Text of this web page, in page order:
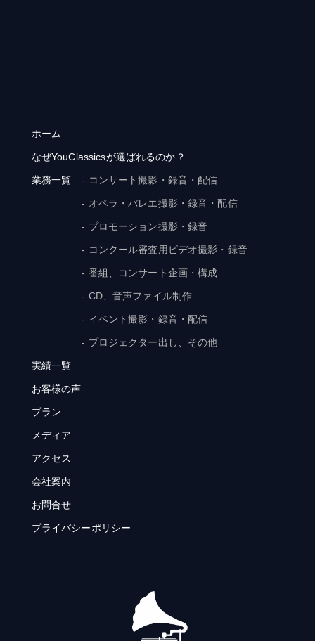
ホーム
なぜYouClassicsが選ばれるのか？
業務一覧 - コンサート撮影・録音・配信
- オペラ・バレエ撮影・録音・配信
- プロモーション撮影・録音
- コンクール審査用ビデオ撮影・録音
- 番組、コンサート企画・構成
- CD、音声ファイル制作
- イベント撮影・録音・配信
- プロジェクター出し、その他
実績一覧
お客様の声
プラン
メディア
アクセス
会社案内
お問合せ
プライバシーポリシー